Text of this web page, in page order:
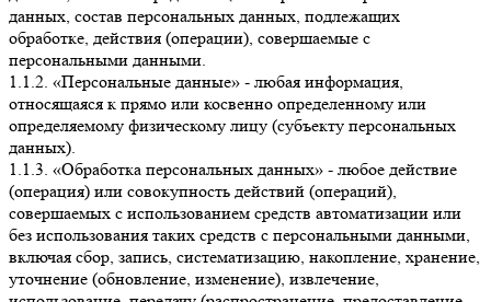
данных, состав персональных данных, подлежащих
обработке, действия (операции), совершаемые с
персональными данными.
1.1.2. «Персональные данные» - любая информация,
относящаяся к прямо или косвенно определенному или
определяемому физическому лицу (субъекту персональных
данных).
1.1.3. «Обработка персональных данных» - любое действие
(операция) или совокупность действий (операций),
совершаемых с использованием средств автоматизации или
без использования таких средств с персональными данными,
включая сбор, запись, систематизацию, накопление, хранение,
уточнение (обновление, изменение), извлечение,